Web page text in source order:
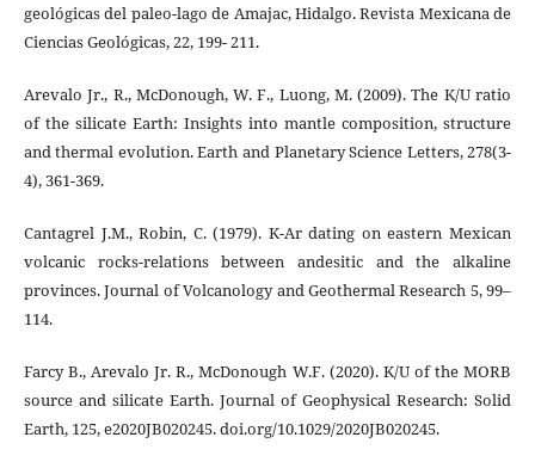
geológicas del paleo-lago de Amajac, Hidalgo. Revista Mexicana de
Ciencias Geológicas, 22, 199- 211.
Arevalo Jr., R., McDonough, W. F., Luong, M. (2009). The K/U ratio
of the silicate Earth: Insights into mantle composition, structure
and thermal evolution. Earth and Planetary Science Letters, 278(3-
4), 361-369.
Cantagrel J.M., Robin, C. (1979). K-Ar dating on eastern Mexican
volcanic rocks-relations between andesitic and the alkaline
provinces. Journal of Volcanology and Geothermal Research 5, 99–
114.
Farcy B., Arevalo Jr. R., McDonough W.F. (2020). K/U of the MORB
source and silicate Earth. Journal of Geophysical Research: Solid
Earth, 125, e2020JB020245. doi.org/10.1029/2020JB020245.